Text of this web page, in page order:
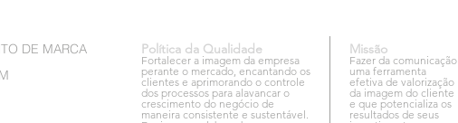
DE MARCA
Missão
Fazer da comunicação
uma ferramenta
efetiva de valorização
da imagem do cliente
e que potencializa os
resultados de seus
Política da Qualidade
Fortalecer a imagem da empresa
perante o mercado, encantando os
clientes e aprimorando o controle
dos processos para alavancar o
crescimento do negócio de
maneira consistente e sustentável.